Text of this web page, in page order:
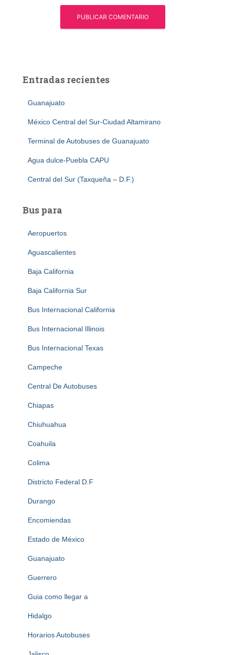
Entradas recientes
Guanajuato
México Central del Sur-Ciudad Altamirano
Terminal de Autobuses de Guanajuato
Agua dulce-Puebla CAPU
Central del Sur (Taxqueña – D.F.)
Bus para
Aeropuertos
Aguascalientes
Baja California
Baja California Sur
Bus Internacional California
Bus Internacional Illinois
Bus Internacional Texas
Campeche
Central De Autobuses
Chiapas
Chiuhuahua
Coahuila
Colima
Districto Federal D.F
Durango
Encomiendas
Estado de México
Guanajuato
Guerrero
Guia como llegar a
Hidalgo
Horarios Autobuses